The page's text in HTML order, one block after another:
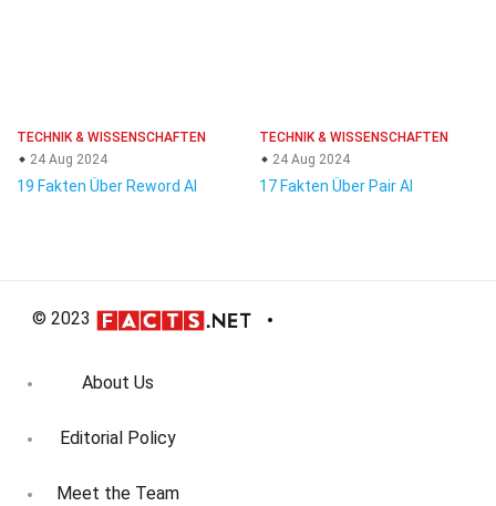
TECHNIK & WISSENSCHAFTEN
24 Aug 2024
19 Fakten Über Reword AI
TECHNIK & WISSENSCHAFTEN
24 Aug 2024
17 Fakten Über Pair AI
© 2023
About Us
Editorial Policy
Meet the Team